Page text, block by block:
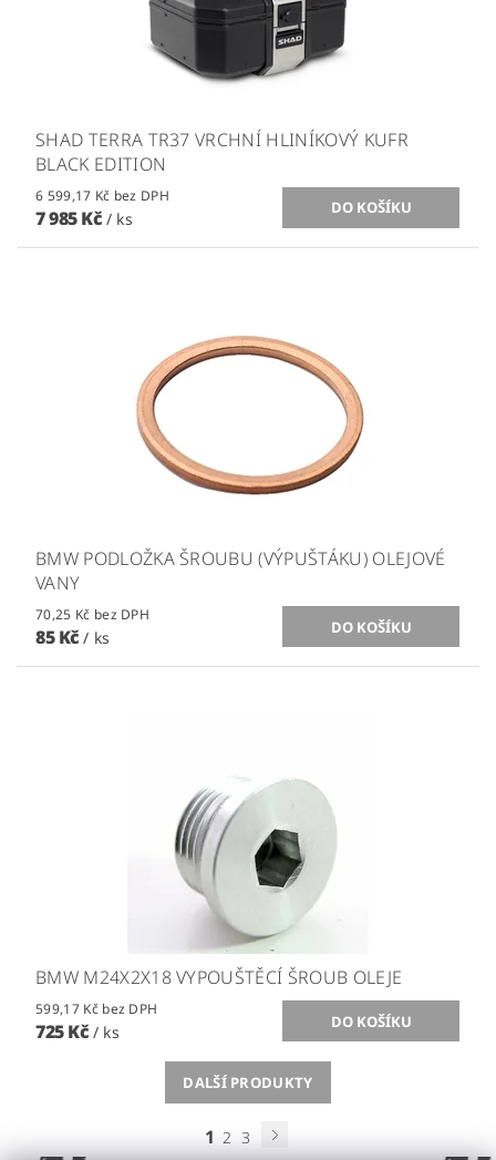
SHAD TERRA TR37 VRCHNÍ HLINÍKOVÝ KUFR
BLACK EDITION
6 599,17 Kč bez DPH
7 985 Kč / ks
BMW PODLOŽKA ŠROUBU (VÝPUŠTÁKU) OLEJOVÉ
VANY
70,25 Kč bez DPH
85 Kč/ ks
BMW M24X2X18 VYPOUŠTĚCÍ ŠROUB OLEJE
599,17 Kč bez DPH
725 Kč / ks
DALŠÍ PRODUKTY
1 2 3